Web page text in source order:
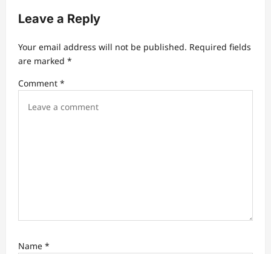
v
i
g
Leave a Reply
Your email address will not be published. Required fields
are marked *
Comment *
Name *